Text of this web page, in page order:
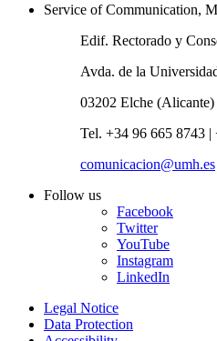
Service of Communication,
Edif. Rectorado y
Avda. de la
03202 Elche (Alicante)
Tel. +34 96 665 8743 |
comunicacion@umh.es
Follow us
Facebook
Twitter
YouTube
Instagram
LinkedIn
Legal Notice
Data Protection